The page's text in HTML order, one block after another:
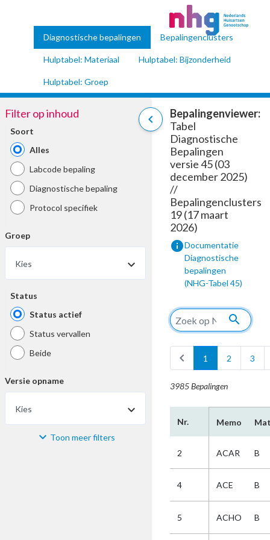
Diagnostische bepalingen Bepalingenclusters
Hulptabel: Materiaal Hulptabel: Bijzonderheid
Hulptabel: Groep
chevron_left
Filter op inhoud
Soort
Alles
Labcode bepaling
Diagnostische bepaling
Protocol specifiek
Groep
Kies
Status
Status actief
Status vervallen
Beide
Versie opname
Kies
Materiaal Toon meer filters
Bepalingenviewer:
Tabel
Diagnostische
Bepalingen
versie 45 (03
december 2025)
//
Bepalingenclusters
19 (17 maart
2026)
infoDocumentatie
Diagnostische
bepalingen
(NHG-Tabel 45)
search
chevron_left 1 2 3
3985 Bepalingen
Nr. Memo
2 ACAR B
4 ACE B
5 ACHO B